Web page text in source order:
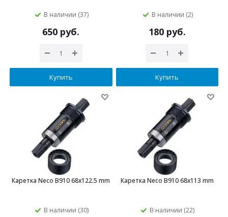
В наличии (37)
650 руб.
Купить
В наличии (2)
180 руб.
Купить
Каретка Neco B910 68х122.5 mm
В наличии (30)
Каретка Neco B910 68х113 mm
В наличии (22)